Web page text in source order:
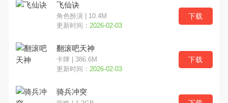
飞仙诀
角色扮演 | 10.4M
更新时间： 2026-02-03
下载
翻滚吧天神
卡牌 | 386.6M
更新时间： 2026-02-03
下载
骑兵冲突